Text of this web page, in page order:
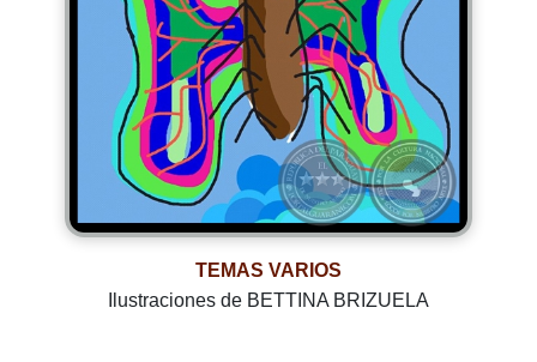
TEMAS VARIOS
Ilustraciones de BETTINA BRIZUELA